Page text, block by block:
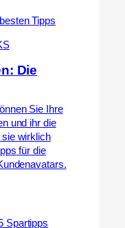
Die
Sie Ihre
und ihr die
sie wirklich
für die